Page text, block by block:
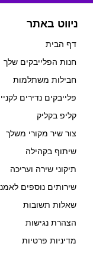
ניווט באתר
דף הבית
חנות הפלייבקים שלך
חבילות משתלמות
פלייבקים נדירים
קליפ בקליק
צור שיר מקורי משלך
שיתוף בקהילה
תיקוני שירה ועריכה
שירותים נוספים
שאלות תשובות
הצהרת נגישות
מדיניות פרטיות